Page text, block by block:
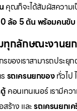
คุณก็จะได้สัมผัสความ
ล้อ 5 ตัน พร้อมคนขับ
กลักษณะงานย
รของเราสามารถประ
รถเครนยกของทั่วไป
คอนเทนเนอร์ เรามีค
ร้าง และรถเครนยกเ